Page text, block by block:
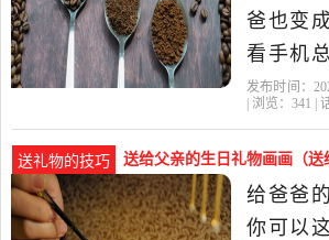
爸也变
看手机
操劳了
头，眼
看东西
不妨给
发布时间：
| 浏览： 341 |
送礼物的技巧 送给父亲的生日礼物画画（送
给爸爸
你可以